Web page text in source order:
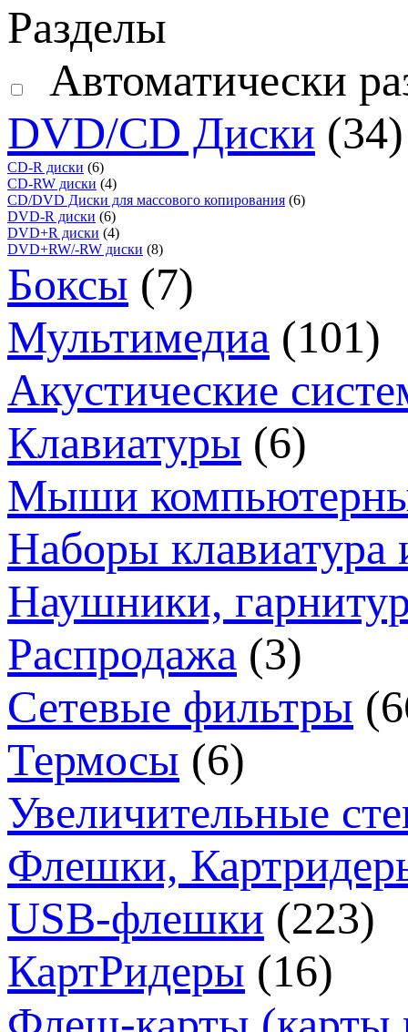
Разделы
Автоматически
DVD/CD Диски (34)
CD-R диски (6)
CD-RW диски (4)
CD/DVD Диски для массового копирования (6)
DVD-R диски (6)
DVD+R диски (4)
DVD+RW/-RW диски (8)
Боксы (7)
Мультимедиа (101)
Акустические
Клавиатуры (6)
Мыши
Наборы
Наушники,
Распродажа (3)
Сетевые фильтры
Термосы (6)
Увеличительные
Флешки,
USB-флешки (223)
КартРидеры (16)